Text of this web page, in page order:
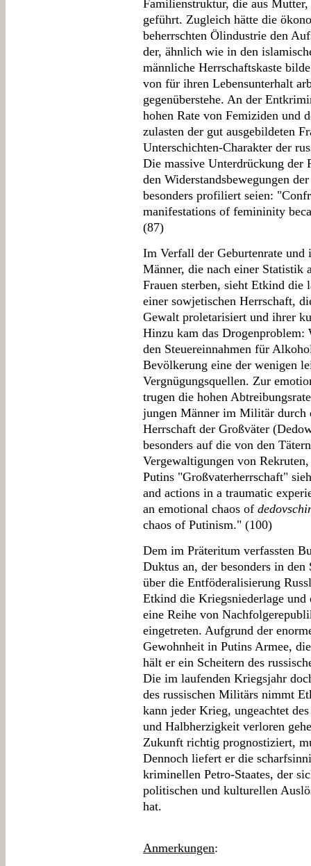
Familienstruktur, die aus
geführt. Zugleich hätte die
beherrschten Ölindustrie den
der, ähnlich wie in den
männliche Herrschaftskaste
von für ihren Lebensunterhalt
gegenüberstehe. An der
hohen Rate von Femiziden und
zulasten der gut ausgebildeten
Unterschichten-Charakter der
Die massive Unterdrückung der
den Widerstandsbewegungen
besonders profiliert seien:
manifestations of femininity
(87)
Im Verfall der Geburtenrate und
Männer, die nach einer Statistik
Frauen sterben, sieht Etkind die
einer sowjetischen Herrschaft,
Gewalt proletarisiert und ihrer
Hinzu kam das Drogenproblem:
den Steuereinnahmen für
Bevölkerung eine der wenigen
Vergnügungsquellen. Zur
trugen die hohen
jungen Männer im Militär durch
Herrschaft der Großväter
besonders auf die von den
Vergewaltigungen von
Putins "Großvaterherrschaft"
and actions in a traumatic
an emotional chaos of
chaos of Putinism." (100)
Dem im Präteritum verfassten
Duktus an, der besonders in
über die Entföderalisierung
Etkind die Kriegsniederlage und
eine Reihe von
eingetreten. Aufgrund der
Gewohnheit in Putins Armee,
hält er ein Scheitern des
Die im laufenden Kriegsjahr
des russischen Militärs nimmt
kann jeder Krieg, ungeachtet
und Halbherzigkeit verloren
Zukunft richtig prognostiziert,
Dennoch liefert er die
kriminellen Petro-Staates, der
politischen und kulturellen
hat.
Anmerkungen: